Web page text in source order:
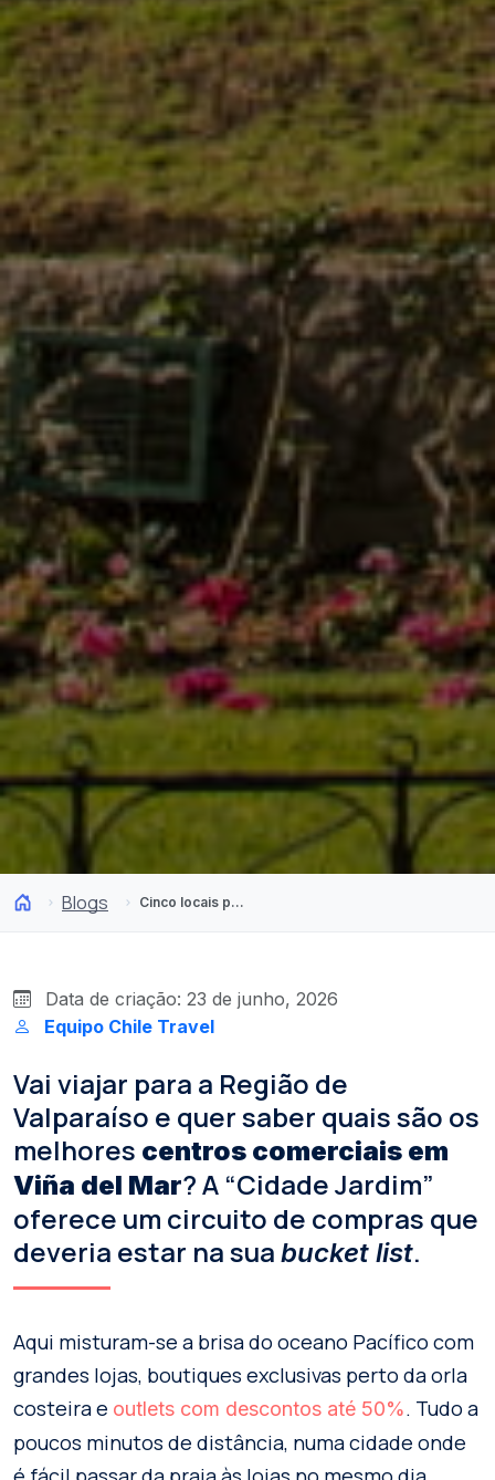
Blogs Cinco locais para fazer compras em Viña del Mar
Data de criação: 23 de junho, 2026
Equipo Chile Travel
Vai viajar para a Região de
Valparaíso e quer saber quais são os
melhores centros comerciais em
Viña del Mar? A “Cidade Jardim”
oferece um circuito de compras que
deveria estar na sua bucket list.
Aqui misturam-se a brisa do oceano Pacífico com
grandes lojas, boutiques exclusivas perto da orla
costeira e outlets com descontos até 50%. Tudo a
poucos minutos de distância, numa cidade onde